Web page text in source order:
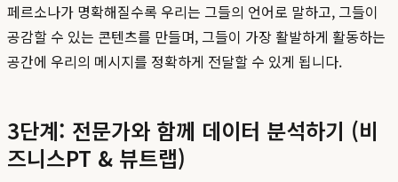
페르소나가 명확해질수록 우리는 그들의 언어로 말하고, 그들이
공감할 수 있는 콘텐츠를 만들며, 그들이 가장 활발하게 활동하는
공간에 우리의 메시지를 정확하게 전달할 수 있게 됩니다.
3단계: 전문가와 함께 데이터 분석하기 (비
즈니스PT & 뷰트랩)